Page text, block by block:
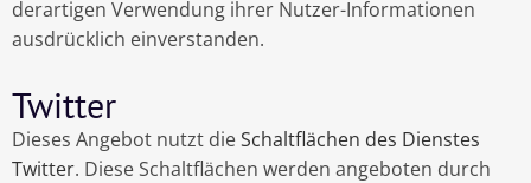
derartigen Verwendung ihrer Nutzer-Informationen
ausdrücklich einverstanden.
Twitter
Dieses Angebot nutzt dieSchaltflächen des Dienstes
Twitter. Diese Schaltflächen werden angeboten durch